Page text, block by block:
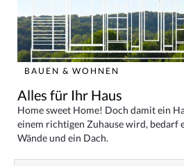
BAUEN & WOHNEN
Alles für Ihr Haus
Home sweet Home! Doch damit ein
einem richtigen Zuhause wird, bedarf
Wände und ein Dach.